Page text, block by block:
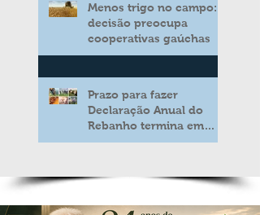
Menos trigo no campo:
decisão preocupa
cooperativas gaúchas
Prazo para fazer
Declaração Anual do
Rebanho termina em
duas semanas